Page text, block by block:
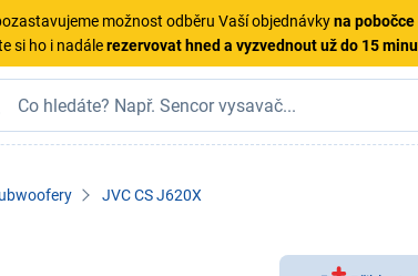
možnost odběru Vaší objednávkyna
si ho i nadálerezervovat hned a vyzvednout už do 15
JVC CS J620X